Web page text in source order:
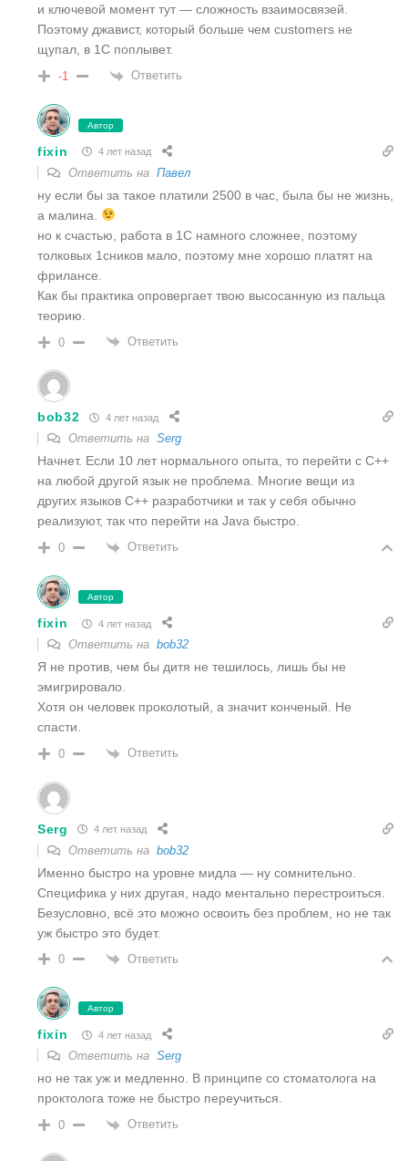
и ключевой момент тут — сложность взаимосвязей.
Поэтому джавист, который больше чем customers не
щупал, в 1С поплывет.
-1 Ответить
Автор
fixin 4 лет назад
Ответить на Павел
ну если бы за такое платили 2500 в час, была бы не жизнь,
а малина.
но к счастью, работа в 1С намного сложнее, поэтому
толковых 1сников мало, поэтому мне хорошо платят на
фрилансе.
Как бы практика опровергает твою высосанную из пальца
теорию.
0 Ответить
bob32 4 лет назад
Ответить на Serg
Начнет. Если 10 лет нормального опыта, то перейти с С++
на любой другой язык не проблема. Многие вещи из
других языков С++ разработчики и так у себя обычно
реализуют, так что перейти на Java быстро.
0 Ответить
Автор
fixin 4 лет назад
Ответить на bob32
Я не против, чем бы дитя не тешилось, лишь бы не
эмигрировало.
Хотя он человек проколотый, а значит конченый. Не
спасти.
0 Ответить
Serg 4 лет назад
Ответить на bob32
Именно быстро на уровне мидла — ну сомнительно.
Специфика у них другая, надо ментально перестроиться.
Безусловно, всё это можно освоить без проблем, но не так
уж быстро это будет.
0 Ответить
Автор
fixin 4 лет назад
Ответить на Serg
но не так уж и медленно. В принципе со стоматолога на
проктолога тоже не быстро переучиться.
0 Ответить